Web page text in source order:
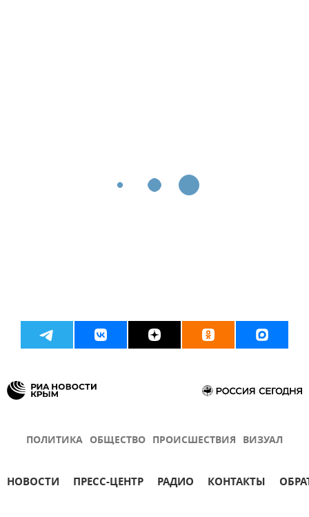
ПОЛИТИКА ОБЩЕСТВО ПРОИСШЕСТВИЯ ВИЗУАЛ
НОВОСТИ ПРЕСС-ЦЕНТР РАДИО КОНТАКТЫ